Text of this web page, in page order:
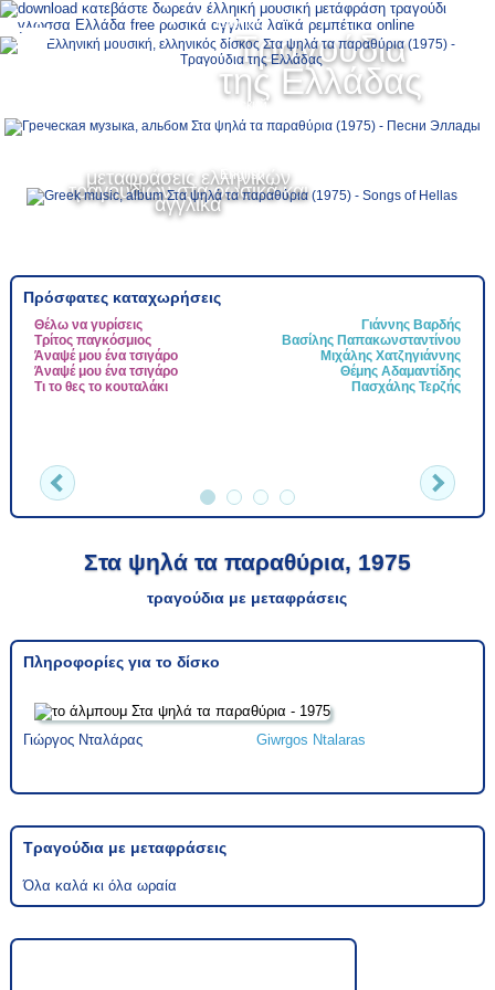
Τραγούδια
της Ελλάδας
μεταφράσεις ελληνικών
τραγουδιών στα ρωσικά και
αγγλικά
Ελληνικά
Русский
English
MENU
Πρόσφατες καταχωρήσεις
Θέλω να γυρίσεις
Γιάννης Βαρδής
Τρίτος παγκόσμιος
Βασίλης Παπακωνσταντίνου
Άναψέ μου ένα τσιγάρο
Μιχάλης Χατζηγιάννης
Άναψέ μου ένα τσιγάρο
Θέμης Αδαμαντίδης
Τι το θες το κουταλάκι
Πασχάλης Τερζής
Στα ψηλά τα παραθύρια, 1975
τραγούδια με μεταφράσεις
Πληροφορίες για το δίσκο
Γιώργος Νταλάρας Giwrgos Ntalaras
Τραγούδια με μεταφράσεις
Όλα καλά κι όλα ωραία